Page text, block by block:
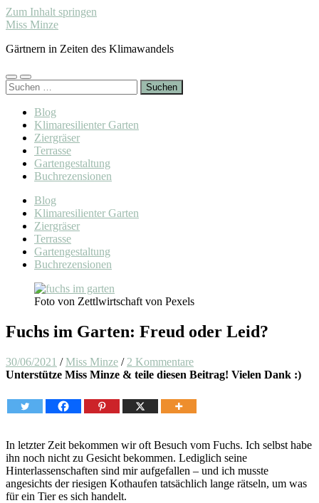
Zum Inhalt springen
Miss Minze
Gärtnern in Zeiten des Klimawandels
Mobile-
Menü
Suchfeld
ein-/ausblenden
Suchen
nach:
Blog
Klimaresilienter Garten
Ziergräser
Terrasse
Gartengestaltung
Buchrezensionen
Blog
Klimaresilienter Garten
Ziergräser
Terrasse
Gartengestaltung
Buchrezensionen
Foto von Zettlwirtschaft von Pexels
Fuchs im Garten: Freud oder Leid?
30/06/2021 /Miss Minze / 2 Kommentare
Unterstütze Miss Minze & teile diesen Beitrag! Vielen Dank :)
In letzter Zeit bekommen wir oft Besuch vom Fuchs. Ich selbst habe
ihn noch nicht zu Gesicht bekommen. Lediglich seine
Hinterlassenschaften sind mir aufgefallen – und ich musste
angesichts der riesigen Kothaufen tatsächlich lange rätseln, um was
für ein Tier es sich handelt.